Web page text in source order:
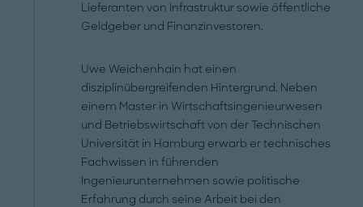
Lieferanten von Infrastruktur sowie öffentliche
Geldgeber und Finanzinvestoren.
Uwe Weichenhain hat einen
disziplinübergreifenden Hintergrund. Neben
einem Master in Wirtschaftsingenieurwesen
und Betriebswirtschaft von der Technischen
Universität in Hamburg erwarb er technisches
Fachwissen in führenden
Ingenieurunternehmen sowie politische
Erfahrung durch seine Arbeit bei den